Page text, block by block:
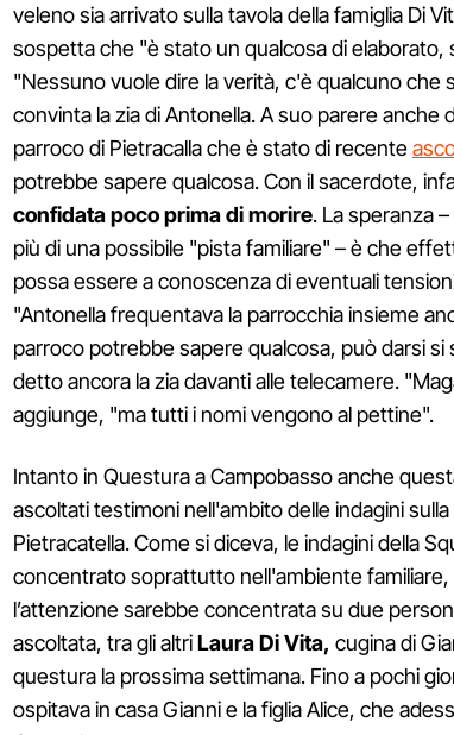
veleno sia arrivato sulla tavola della famiglia Di
sospetta che "è stato un qualcosa di
"Nessuno vuole dire la verità, c'è qualcuno che
convinta la zia di Antonella. A suo parere anche
parroco di Pietracalla che è stato di recente
potrebbe sapere qualcosa. Con il sacerdote,
confidata poco prima di morire. La speranza
più di una possibile "pista familiare" – è che
possa essere a conoscenza di eventuali
"Antonella frequentava la parrocchia insieme
parroco potrebbe sapere qualcosa, può darsi si
detto ancora la zia davanti alle telecamere.
aggiunge, "ma tutti i nomi vengono al pettine".
Intanto in Questura a Campobasso anche
ascoltati testimoni nell'ambito delle indagini
Pietracatella. Come si diceva, le indagini della
concentrato soprattutto nell'ambiente familiare,
l’attenzione sarebbe concentrata su due
ascoltata, tra gli altriLaura Di Vita, cugina di
questura la prossima settimana. Fino a pochi
ospitava in casa Gianni e la figlia Alice, che